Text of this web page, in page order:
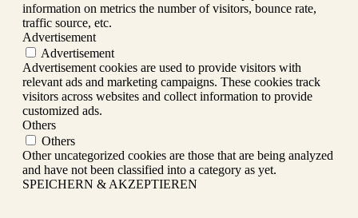
information on metrics the number of visitors, bounce rate,
traffic source, etc.
Advertisement
Advertisement
Advertisement cookies are used to provide visitors with
relevant ads and marketing campaigns. These cookies track
visitors across websites and collect information to provide
customized ads.
Others
Others
Other uncategorized cookies are those that are being analyzed
and have not been classified into a category as yet.
SPEICHERN & AKZEPTIEREN